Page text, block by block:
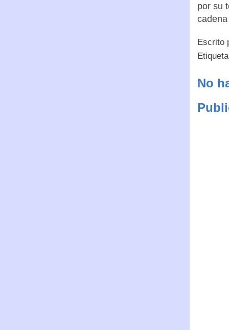
por su
Escrito
No